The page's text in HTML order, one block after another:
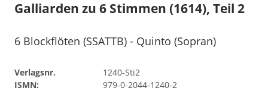
Galliarden zu 6 Stimmen (1614), Teil 2
6 Blockflöten (SSATTB) - Quinto (Sopran)
Verlagsnr.
1240-Sti2
ISMN:
979-0-2044-1240-2